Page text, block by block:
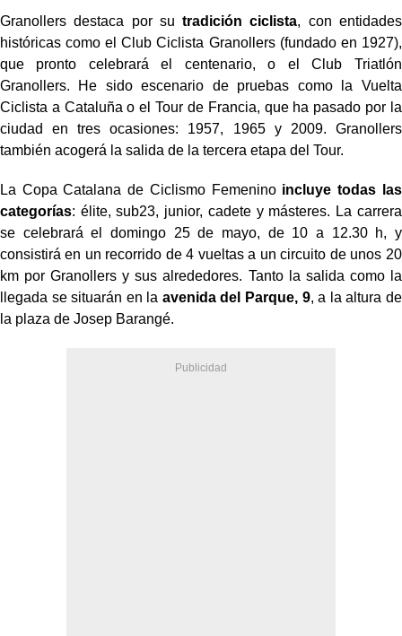
Granollers destaca por sutradición ciclista, con entidades
históricas como el Club Ciclista Granollers (fundado en 1927),
que pronto celebrará el centenario, o el Club Triatlón
Granollers. He sido escenario de pruebas como la Vuelta
Ciclista a Cataluña o el Tour de Francia, que ha pasado por la
ciudad en tres ocasiones: 1957, 1965 y 2009. Granollers
también acogerá la salida de la tercera etapa del Tour.
La Copa Catalana de Ciclismo Femenino incluye todas las
categorías: élite, sub23, junior, cadete y másteres. La carrera
se celebrará el domingo 25 de mayo, de 10 a 12.30 h, y
consistirá en un recorrido de 4 vueltas a un circuito de unos 20
km por Granollers y sus alrededores. Tanto la salida como la
llegada se situarán en la avenida del Parque, 9, a la altura de
la plaza de Josep Barangé.